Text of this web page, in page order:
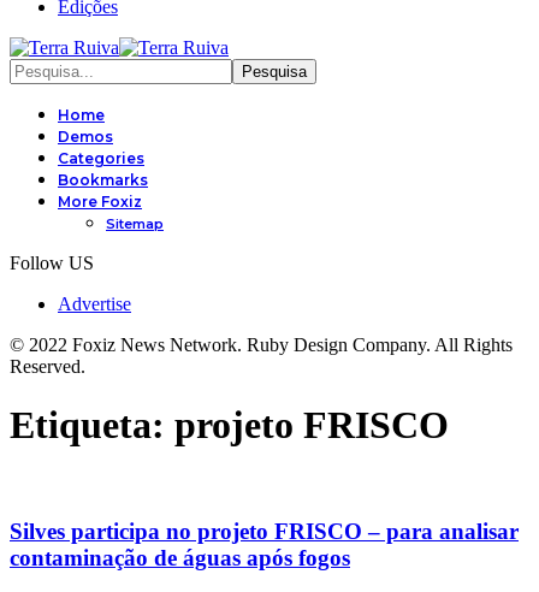
Edições
Home
Demos
Categories
Bookmarks
More Foxiz
Sitemap
Follow US
Advertise
© 2022 Foxiz News Network. Ruby Design Company. All Rights
Reserved.
Etiqueta: projeto FRISCO
Silves participa no projeto FRISCO – para analisar
contaminação de águas após fogos